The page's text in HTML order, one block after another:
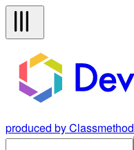
produced by Classmethod